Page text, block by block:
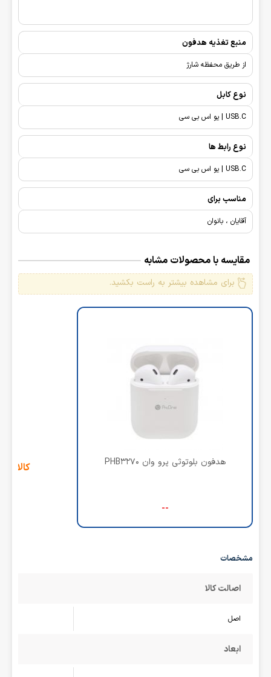
منبع تغذیه هدفون
از طریق محفظه شارژ
نوع کابل
USB.C | یو اس بی سی
نوع رابط ها
USB.C | یو اس بی سی
مناسب برای
آقایان ، بانوان
مقایسه با محصولات مشابه
برای مشاهده بیشتر به راست بکشید.
هدفون بلوتوثی پرو وان PHB3270
--
کالای
مشخصات
اصالت کالا
اصل
ابعاد